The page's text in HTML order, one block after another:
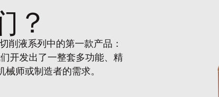
？
削液系列中的第一款产品：
开发出了一整套多功能、精
师或制造者的需求。